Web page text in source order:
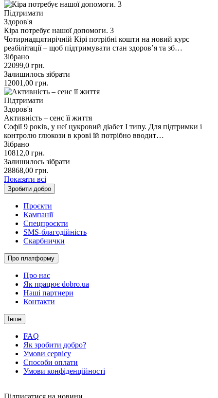
Підтримати
Здоров'я
Кіра потребує нашої допомоги. 3
Чотирнадцятирічній Кірі потрібні кошти на новий курс
реабілітації – щоб підтримувати стан здоровʼя та зб…
Зібрано
22099,0 грн.
Залишилось зібрати
12001,00 грн.
Підтримати
Здоров'я
Активність – сенс її життя
Софії 9 років, у неї цукровий діабет І типу. Для підтримки і
контролю глюкози в крові їй потрібно вводит…
Зібрано
10812,0 грн.
Залишилось зібрати
28868,00 грн.
Показати всі
Зробити добро
Проєкти
Кампанії
Спецпроєкти
SMS-благодійність
Скарбнички
Про платформу
Про нас
Як працює dobro.ua
Наші партнери
Контакти
Інше
FAQ
Як зробити добро?
Умови сервісу
Способи оплати
Умови конфіденційності
Підписатися на новини